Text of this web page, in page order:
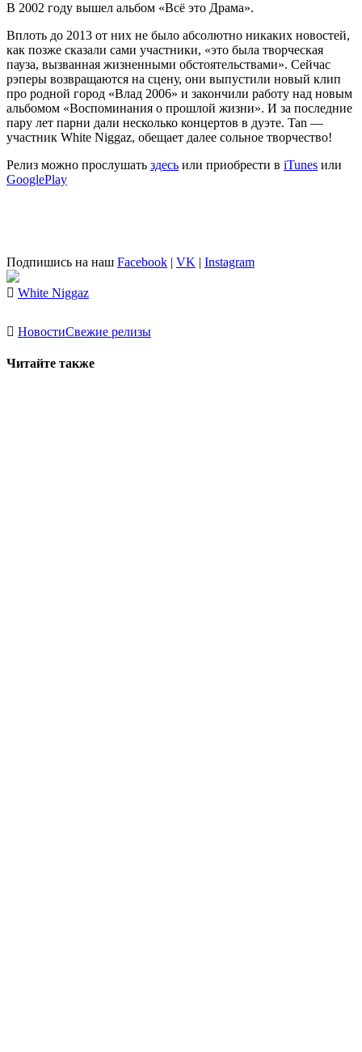
В 2002 году вышел альбом «Всё это Драма».
Вплоть до 2013 от них не было абсолютно никаких новостей,
как позже сказали сами участники, «это была творческая
пауза, вызванная жизненными обстоятельствами». Сейчас
рэперы возвращаются на сцену, они выпустили новый клип
про родной город «Влад 2006» и закончили работу над новым
альбомом «Воспоминания о прошлой жизни». И за последние
пару лет парни дали несколько концертов в дуэте. Tan —
участник White Niggaz, обещает далее сольное творчество!
Релиз можно прослушать здесь или приобрести в iTunes или
GooglePlay
Подпишись на наш Facebook | VK | Instagram
White Niggaz
НовостиСвежие релизы
Читайте также